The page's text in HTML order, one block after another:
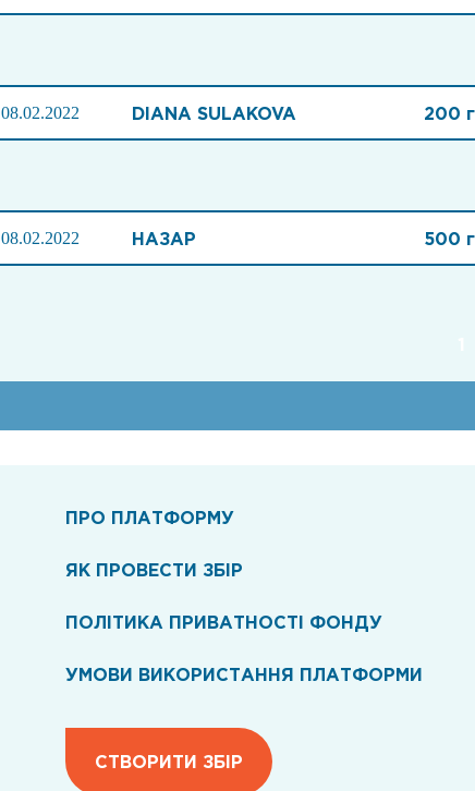
08.02.2022 DIANA SULAKOVA 200
08.02.2022 НАЗАР 500
ПРО ПЛАТФОРМУ
ЯК ПРОВЕСТИ ЗБІР
ПОЛІТИКА ПРИВАТНОСТІ ФОНДУ
УМОВИ ВИКОРИСТАННЯ ПЛАТФОРМИ
СТВОРИТИ ЗБІР